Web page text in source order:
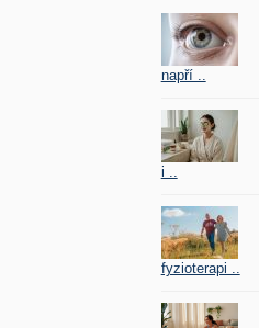
napří ..
i ..
fyzioterapi ..